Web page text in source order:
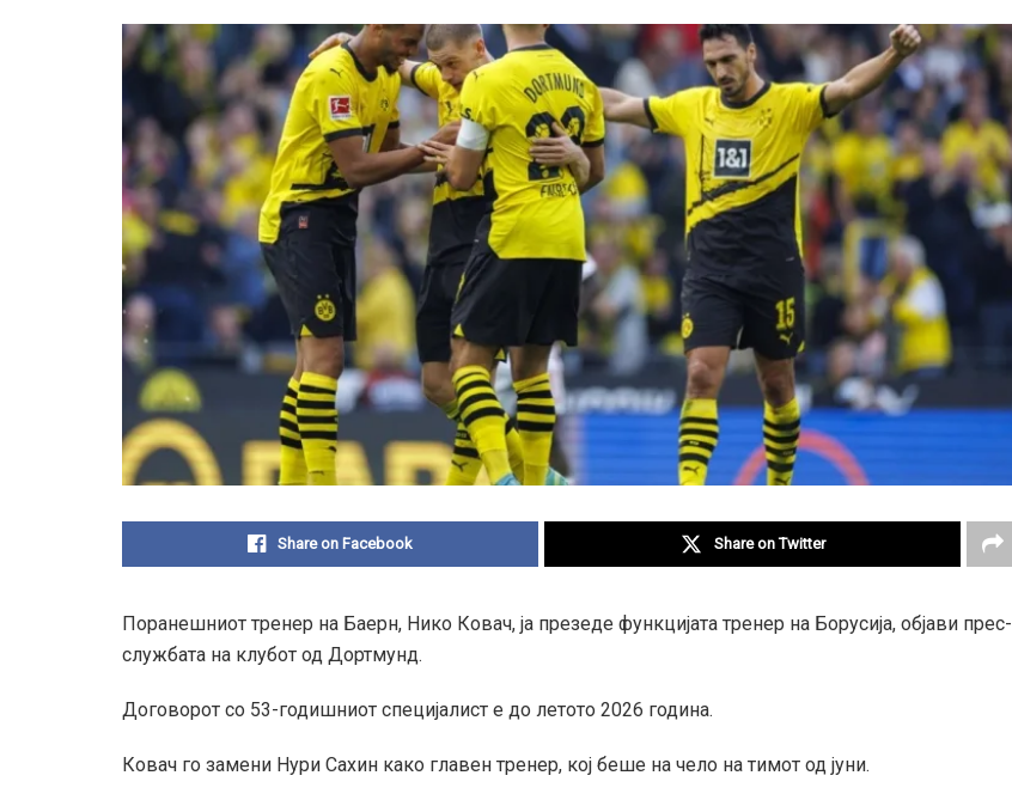
Share on Facebook Share on Twitter
Поранешниот тренер на Баерн, Нико Ковач, ја презеде функцијата тренер на Борусија, објави прес-
службата на клубот од Дортмунд.
Договорот со 53-годишниот специјалист е до летото 2026 година.
Ковач го замени Нури Сахин како главен тренер, кој беше на чело на тимот од јуни.